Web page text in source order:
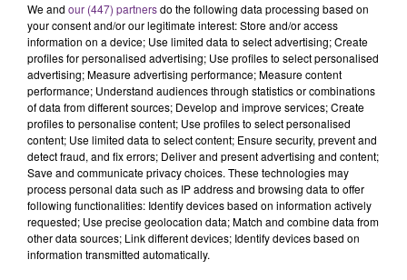
l'inspection du Travail en profite pour rappeler
les conditions de...
TITRES DIFFUSÉS
21h14
21h14 21h10
21h10
We and our (447) partnersdo the following data processing based on
your consent and/or our legitimate interest: Store and/or access
information on a device; Use limited data to select advertising; Create
profiles for personalised advertising; Use profiles to select personalised
advertising; Measure advertising performance; Measure content
performance; Understand audiences through statistics or combinations
of data from different sources; Develop and improve services; Create
profiles to personalise content; Use profiles to select personalised
content; Use limited data to select content; Ensure security, prevent and
detect fraud, and fix errors; Deliver and present advertising and content;
Save and communicate privacy choices. These technologies may
process personal data such as IP address and browsing data to offer
following functionalities: Identify devices based on information actively
requested; Use precise geolocation data; Match and combine data from
other data sources; Link different devices; Identify devices based on
information transmitted automatically.